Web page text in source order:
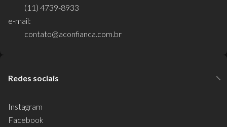
(11) 4739-8933
e-mail:
contato@aconfianca.com.br
Redes sociais
Instagram
Facebook